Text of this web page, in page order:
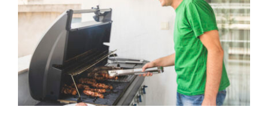
Wohnungsangebote
Kontakt